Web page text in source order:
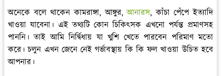
অনেকে বলে থাকেন কামরাঙ্গা, আঙ্গুর,আনারস, কাঁচা পেঁপে ইত্যাদি
খাওয়া যাবেনা। এই তথ্যটি কোন চিকিৎসক এখনো পর্যন্ত প্রমাণসহ
পাননি। তাই আমি নির্দ্বিধায় যা খুশি খেতে পারবেন পরিমাণ মতো
করে। চলুন এখন জেনে নেই গর্ভাবস্থায় কি কি ফল খাওয়া উচিত হবে
আপনার।